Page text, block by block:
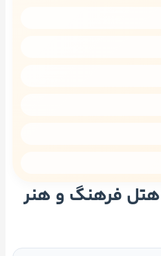
فرهنگ و هنر